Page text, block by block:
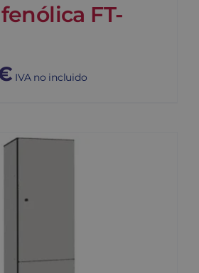
FT-
IVA no incluido